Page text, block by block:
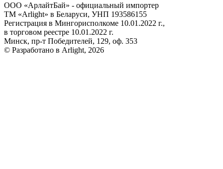
ООО «АрлайтБай» - официальный импортер
ТМ «Arlight» в Беларуси, УНП 193586155
Регистрация в Мингорисполкоме 10.01.2022 г.,
в торговом реестре 10.01.2022 г.
Минск, пр-т Победителей, 129, оф. 353
© Разработано в Arlight, 2026